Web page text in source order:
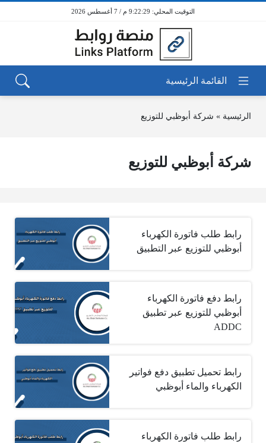
9:22:29 م / 7 أغسطس 2026
الرئيسية » شركة أبوظبي للتوزيع
شركة أبوظبي للتوزيع
رابط طلب فاتورة الكهرباء
أبوظبي للتوزيع عبر التطبيق
رابط دفع فاتورة الكهرباء
أبوظبي للتوزيع عبر تطبيق
ADDC
رابط تحميل تطبيق دفع فواتير
الكهرباء والماء أبوظبي
رابط طلب فاتورة الكهرباء